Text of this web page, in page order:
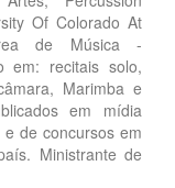
Of Colorado At
de Música -
em: recitais solo,
Marimba e
em mídia
de concursos em
Ministrante de